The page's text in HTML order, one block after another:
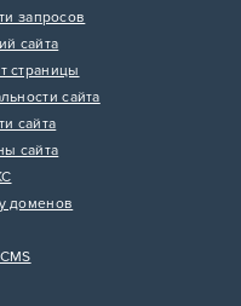
запросов
сайта
страницы
сайта
сайта
сайта
доменов